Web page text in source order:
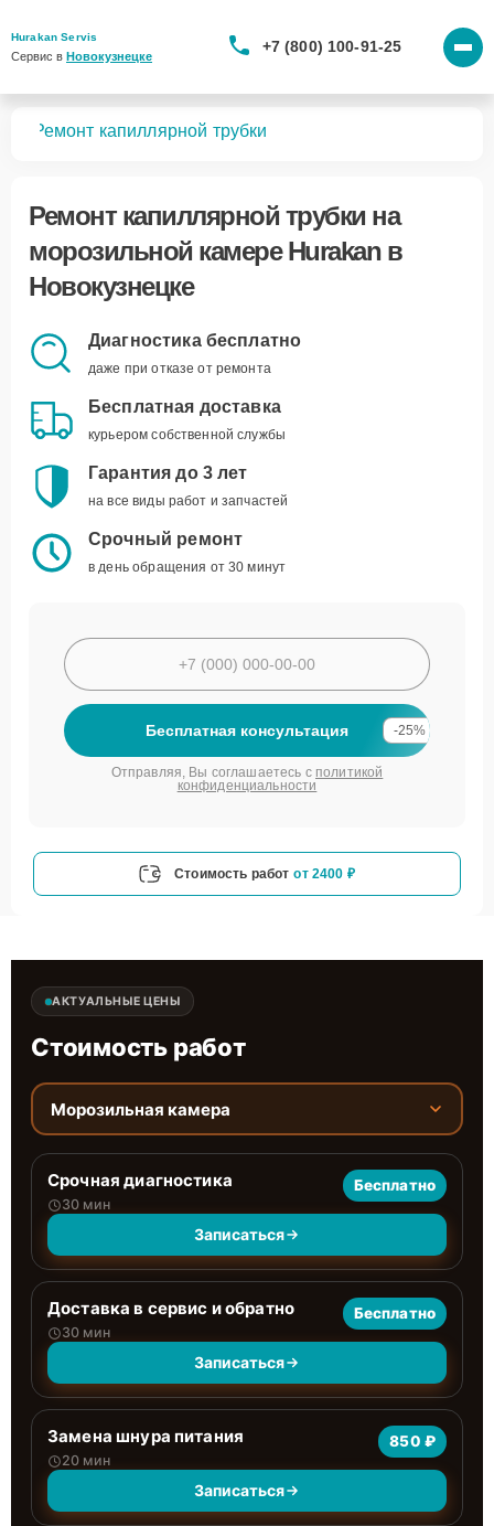
Hurakan Servis
Сервис в Новокузнецке
+7 (800) 100-91-25
Ремонт капиллярной трубки
Ремонт капиллярной трубки на
морозильной камере Hurakan в
Новокузнецке
Диагностика бесплатно
даже при отказе от ремонта
Бесплатная доставка
курьером собственной службы
Гарантия до 3 лет
на все виды работ и запчастей
Срочный ремонт
в день обращения от 30 минут
Бесплатная консультация -25%
Отправляя, Вы соглашаетесь с политикой
конфиденциальности
Стоимость работ от 2400 ₽
АКТУАЛЬНЫЕ ЦЕНЫ
Стоимость работ
Морозильная камера
Срочная диагностика
30 мин
Бесплатно
Записаться
Доставка в сервис и обратно
30 мин
Бесплатно
Записаться
Замена шнура питания
20 мин
850 ₽
Записаться